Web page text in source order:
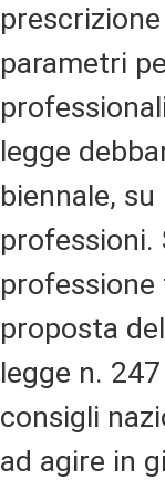
parametri
legge
biennale,
professioni.
professione
proposta
legge n.
consigli
ad agire in